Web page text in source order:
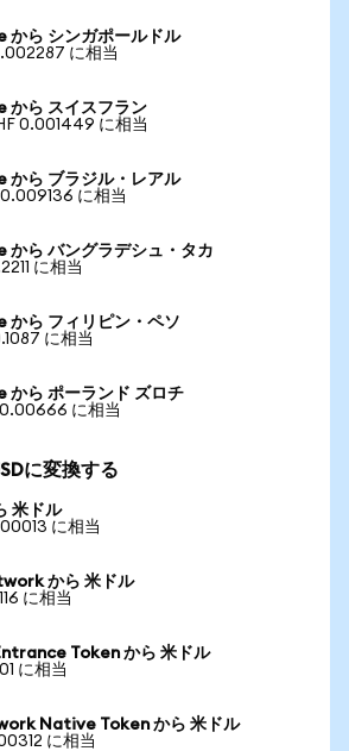
から シンガポールドル
に相当
から スイスフラン
0.001449 に相当
から ブラジル・レアル
に相当
ら バングラデシュ・タカ
に相当
ら フィリピン・ペソ
に相当
から ポーランド ズロチ
に相当
に変換する
米ドル
に相当
から 米ドル
に相当
Token から 米ドル
に相当
Native Token から 米ドル
に相当